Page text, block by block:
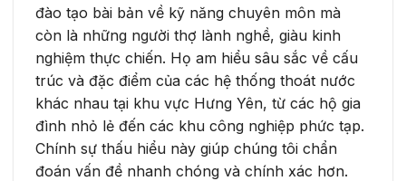
đào tạo bài bản về kỹ năng chuyên môn mà
còn là những người thợ lành nghề, giàu kinh
nghiệm thực chiến. Họ am hiểu sâu sắc về cấu
trúc và đặc điểm của các hệ thống thoát nước
khác nhau tại khu vực Hưng Yên, từ các hộ gia
đình nhỏ lẻ đến các khu công nghiệp phức tạp.
Chính sự thấu hiểu này giúp chúng tôi chẩn
đoán vấn đề nhanh chóng và chính xác hơn.